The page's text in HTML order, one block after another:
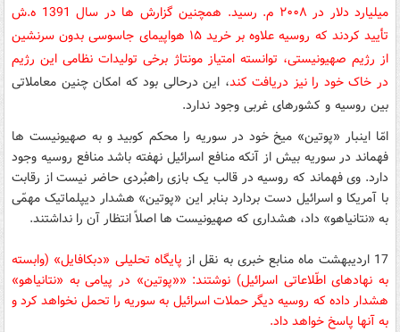
میلیارد دلار در ٢٠٠٨ م. رسید. همچنین گزارش ها در سال 1391 ه.ش
تأیید کردند که روسیه علاوه بر خرید ١۵ هواپیمای جاسوسی بدون سرنشین
از رژیم صهیونیستی، توانسته امتیاز مونتاژ برخی تولیدات نظامی این رژیم
در خاک خود را نیز دریافت کند، این درحالی بود که امکان چنین معاملاتی
بین روسیه و کشورهای غربی وجود ندارد.
امّا اینبار «پوتین» میخ خود در سوریه را محکم کوبید و به صهیونیست ها
فهماند در سوریه بیش از آنکه منافع اسرائیل نهفته باشد منافع روسیه وجود
دارد. وی فهماند که روسیه در قالب یک بازی راهبُردی حاضر نیست از رقابت
با آمریکا و اسرائیل دست بردارد بنابر این «پوتین» هشدار دیپلماتیک مهمّی
به «نتانیاهو» داد، هشداری که صهیونیست ها اصلاً انتظار آن را نداشتند.
17 اردیبهشت ماه منابع خبری به نقل از
پایگاه تحلیلی «دبکافایل» (وابسته
به نهادهای اطّلاعاتی اسرائیل) نوشتند: ««پوتین» در پیامی به «نتانیاهو»
هشدار داده که روسیه دیگر حملات اسرائیل به سوریه را تحمل نخواهد کرد و
به آنها پاسخ خواهد داد.